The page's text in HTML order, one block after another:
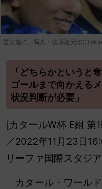
冨安健洋。写真：徳原隆元/
「どちらかというと
ゴールまで向かえる
状況判断が必要」
[カタールW杯 E組 第
／2022年11月23日
リーファ国際スタジ
カタール・ワール